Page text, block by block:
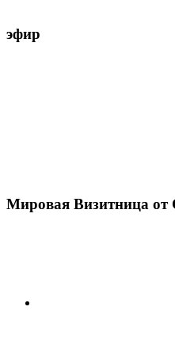
эфир
Мировая Визитница от